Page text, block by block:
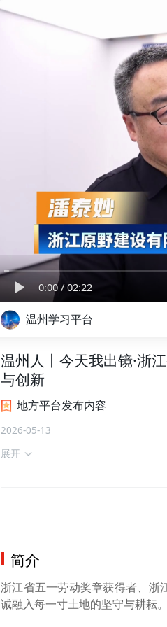
0:00/02:22
温州学习平台
温州人丨今天我出镜·浙
与创新
地方平台发布内容
2026-05-13
展开
简介
浙江省五一劳动奖章获得者、浙
诚融入每一寸土地的坚守与耕耘。